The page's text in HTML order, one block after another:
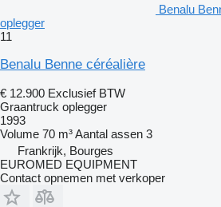
Benalu
oplegger
11
Benalu Benne céréalière
€ 12.900 Exclusief BTW
Graantruck oplegger
1993
Volume 70 m³Aantal assen 3
Frankrijk, Bourges
EUROMED EQUIPMENT
Contact opnemen met verkoper